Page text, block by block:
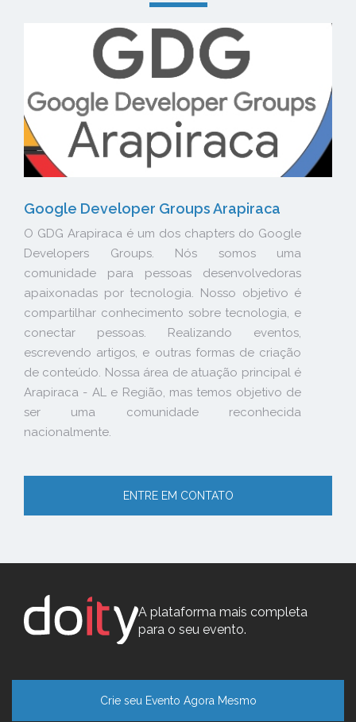
Google Developer Groups Arapiraca
O GDG Arapiraca é um dos chapters do Google
Developers Groups. Nós somos uma
comunidade para pessoas desenvolvedoras
apaixonadas por tecnologia. Nosso objetivo é
compartilhar conhecimento sobre tecnologia, e
conectar pessoas. Realizando eventos,
escrevendo artigos, e outras formas de criação
de conteúdo. Nossa área de atuação principal é
Arapiraca - AL e Região, mas temos objetivo de
ser uma comunidade reconhecida
nacionalmente.
ENTRE EM CONTATO
A plataforma mais completa
para o seu evento.
Crie seu Evento Agora Mesmo